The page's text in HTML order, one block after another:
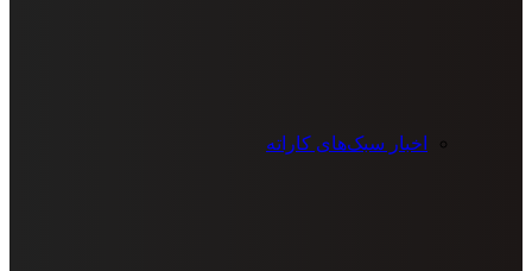
اخبار سبک‌های کاراته